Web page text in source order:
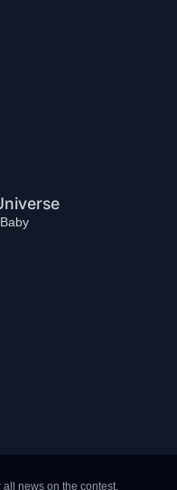
all news on the contest.